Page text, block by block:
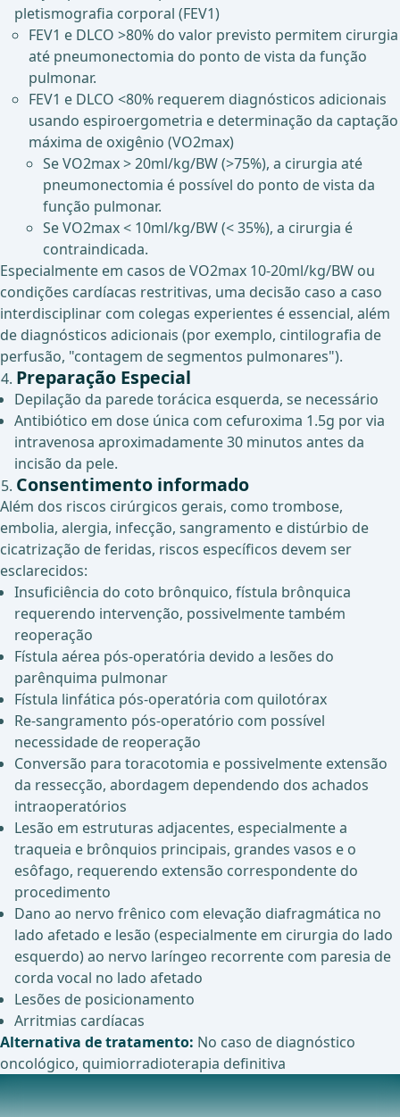
pletismografia corporal (FEV1)
FEV1 e DLCO >80% do valor previsto permitem cirurgia
até pneumonectomia do ponto de vista da função
pulmonar.
FEV1 e DLCO <80% requerem diagnósticos adicionais
usando espiroergometria e determinação da captação
máxima de oxigênio (VO2max)
Se VO2max > 20ml/kg/BW (>75%), a cirurgia até
pneumonectomia é possível do ponto de vista da
função pulmonar.
Se VO2max < 10ml/kg/BW (< 35%), a cirurgia é
contraindicada.
Especialmente em casos de VO2max 10-20ml/kg/BW ou
condições cardíacas restritivas, uma decisão caso a caso
interdisciplinar com colegas experientes é essencial, além
de diagnósticos adicionais (por exemplo, cintilografia de
perfusão, "contagem de segmentos pulmonares").
Preparação Especial
Depilação da parede torácica esquerda, se necessário
Antibiótico em dose única com cefuroxima 1.5g por via
intravenosa aproximadamente 30 minutos antes da
incisão da pele.
Consentimento informado
Além dos riscos cirúrgicos gerais, como trombose,
embolia, alergia, infecção, sangramento e distúrbio de
cicatrização de feridas, riscos específicos devem ser
esclarecidos:
Insuficiência do coto brônquico, fístula brônquica
requerendo intervenção, possivelmente também
reoperação
Fístula aérea pós-operatória devido a lesões do
parênquima pulmonar
Fístula linfática pós-operatória com quilotórax
Re-sangramento pós-operatório com possível
necessidade de reoperação
Conversão para toracotomia e possivelmente extensão
da ressecção, abordagem dependendo dos achados
intraoperatórios
Lesão em estruturas adjacentes, especialmente a
traqueia e brônquios principais, grandes vasos e o
esôfago, requerendo extensão correspondente do
procedimento
Dano ao nervo frênico com elevação diafragmática no
lado afetado e lesão (especialmente em cirurgia do lado
esquerdo) ao nervo laríngeo recorrente com paresia de
corda vocal no lado afetado
Lesões de posicionamento
Arritmias cardíacas
Alternativa de tratamento: No caso de diagnóstico
oncológico, quimiorradioterapia definitiva
Anestesia